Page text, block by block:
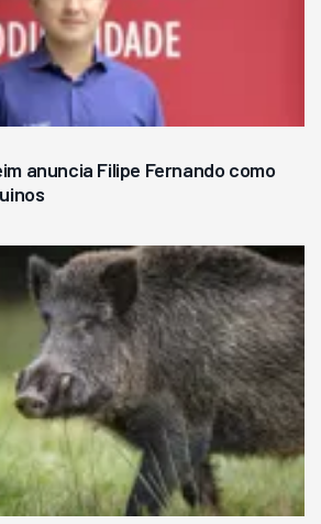
anuncia Filipe Fernando como